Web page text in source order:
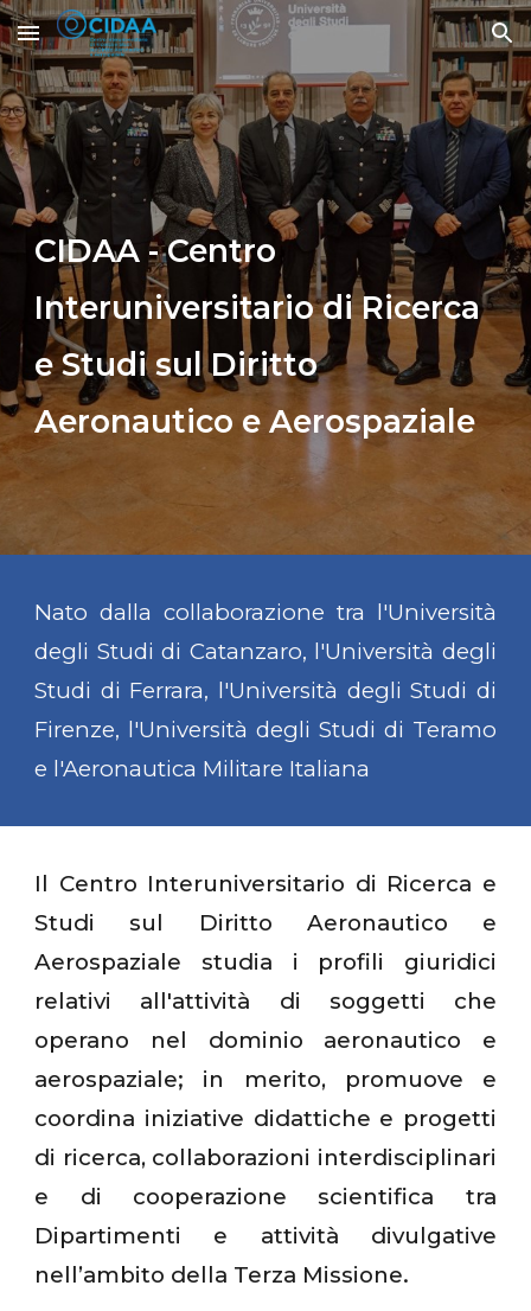
Skip to main content Skip to navigation
CIDAA - Centro
Interuniversitario di Ricerca
e Studi sul Diritto
Aeronautico e Aerospaziale
Nato dalla collaborazione tra l'Università
degli Studi di Catanzaro, l'Università degli
Studi di Ferrara, l'Università degli Studi di
Firenze, l'Università degli Studi di Teramo
e l'Aeronautica Militare Italiana
Il Centro Interuniversitario di Ricerca e
Studi sul Diritto Aeronautico e
Aerospaziale studia i profili giuridici
relativi all'attività di soggetti che
operano nel dominio aeronautico e
aerospaziale; in merito, promuove e
coordina iniziative didattiche e progetti
di ricerca, collaborazioni interdisciplinari
e di cooperazione scientifica tra
Dipartimenti e attività divulgative
nell’ambito della Terza Missione.